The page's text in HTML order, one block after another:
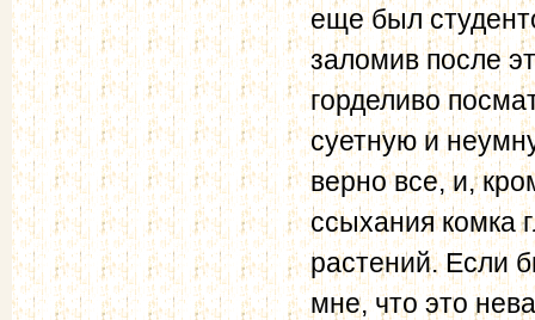
еще был
заломив после
горделиво
суетную и
верно все, и,
ссыхания комка
растений. Если
мне, что это